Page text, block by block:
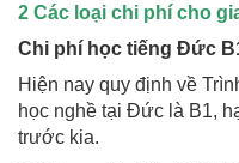
2 Các loại chi phí cho
Chi phí học tiếng Đức
Hiện nay quy định về
học nghề tại Đức là B1,
trước kia.